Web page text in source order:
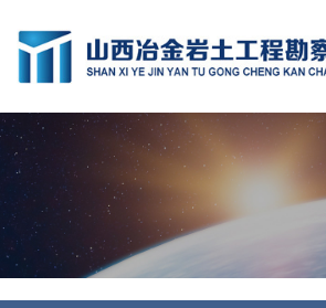
网站首页
公司概况
新闻动态